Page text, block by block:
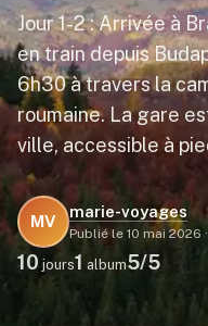
Jour 1-2 : Arrivée à
en train depuis
6h30 à travers la
roumaine. La gare
ville, accessible à
MV
marie-voyages
Publié le 10 mai 2026 ·
10 jours1 album5/5